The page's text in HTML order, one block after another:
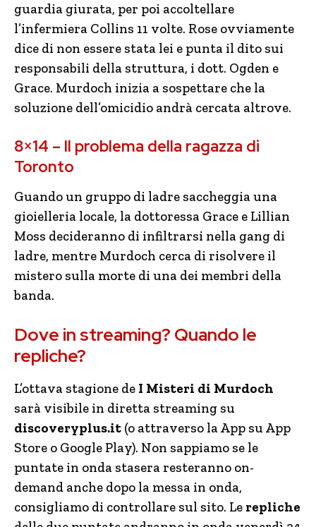
guardia giurata, per poi accoltellare
l’infermiera Collins 11 volte. Rose ovviamente
dice di non essere stata lei e punta il dito sui
responsabili della struttura, i dott. Ogden e
Grace. Murdoch inizia a sospettare che la
soluzione dell’omicidio andrà cercata altrove.
8×14 – Il problema della ragazza di
Toronto
Guando un gruppo di ladre saccheggia una
gioielleria locale, la dottoressa Grace e Lillian
Moss decideranno di infiltrarsi nella gang di
ladre, mentre Murdoch cerca di risolvere il
mistero sulla morte di una dei membri della
banda.
Dove in streaming? Quando le
repliche?
L’ottava stagione de I Misteri di Murdoch
sarà visibile in diretta streaming su
discoveryplus.it (o attraverso la App su App
Store o Google Play). Non sappiamo se le
puntate in onda stasera resteranno on-
demand anche dopo la messa in onda,
consigliamo di controllare sul sito. Le repliche